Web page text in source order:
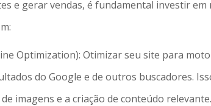
e gerar vendas, é fundamental investir
Optimization): Otimizar seu site para
do Google e de outros buscadores.
imagens e a criação de conteúdo relevante.